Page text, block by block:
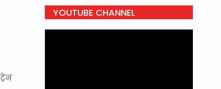
YOUTUBE CHANNEL